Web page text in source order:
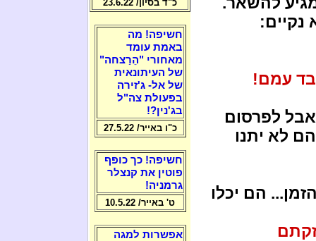
עמם!
לפרסום
לא יתנו
הם יכלו
כ"ד בסיון/ 23.6.22
חשיפה! מה
באמת עומד
מאחורי "הֵרַצחה"
של העיתונאית
של אל- ג'זירה
בפעולת צה"ל
בג'נין?!
כ"ו באייר/ 27.5.22
חשיפה! כך כופף
פוטין את קנצלר
גרמניה!
ט' באייר/ 10.5.22
אפשרות למגה